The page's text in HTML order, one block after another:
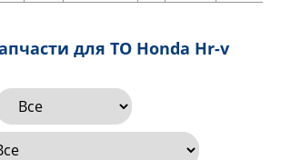
для ТО Honda Hr-v